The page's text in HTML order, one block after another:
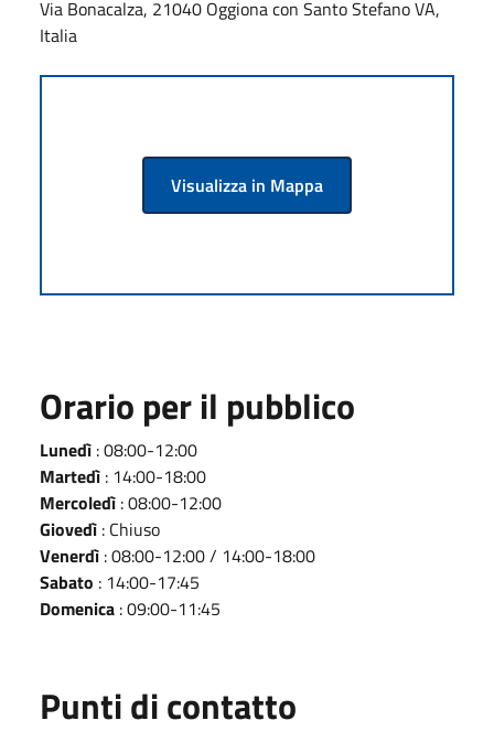
Via Bonacalza, 21040 Oggiona con Santo Stefano VA,
Italia
Visualizza in Mappa
Orario per il pubblico
Lunedì : 08:00-12:00
Martedì : 14:00-18:00
Mercoledì : 08:00-12:00
Giovedì : Chiuso
Venerdì : 08:00-12:00 / 14:00-18:00
Sabato : 14:00-17:45
Domenica : 09:00-11:45
Punti di contatto